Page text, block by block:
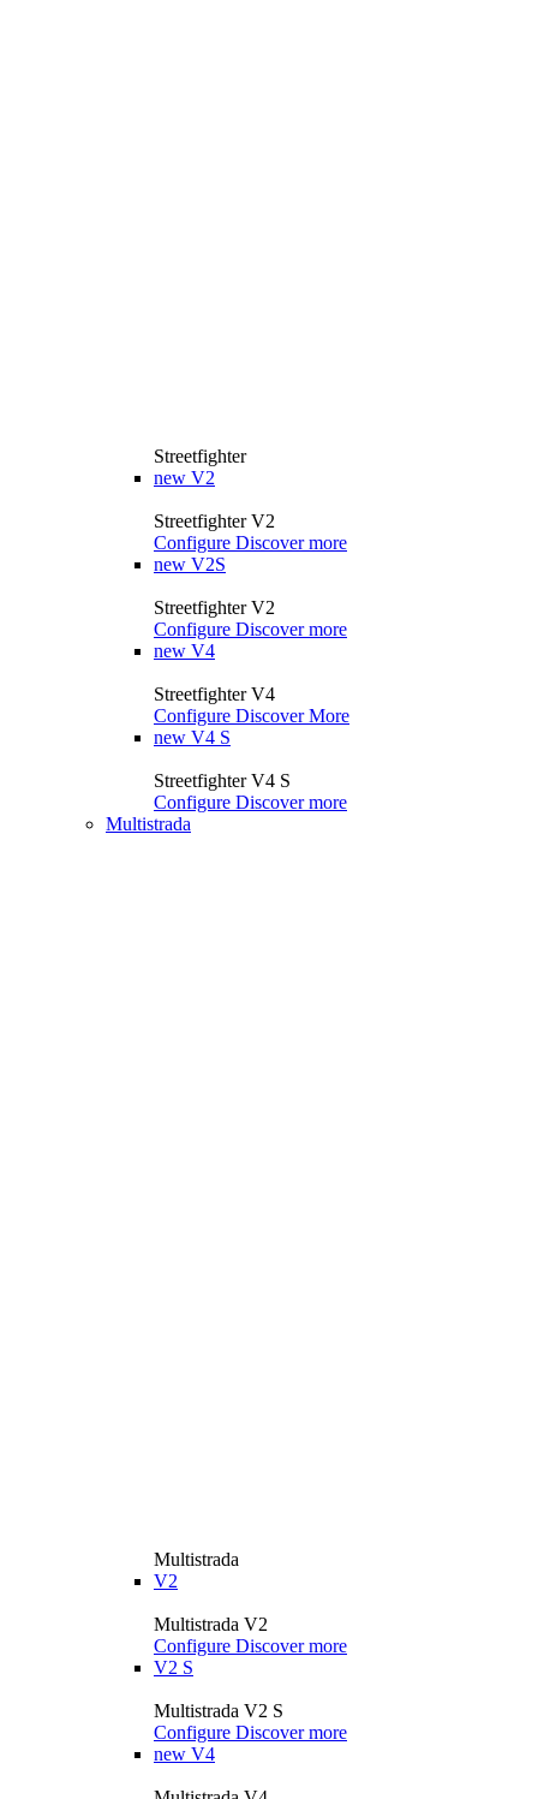
Streetfighter
new V2
Streetfighter V2
Configure Discover more
new V2S
Streetfighter V2
Configure Discover more
new V4
Streetfighter V4
Configure Discover More
new V4 S
Streetfighter V4 S
Configure Discover more
Multistrada
Multistrada
V2
Multistrada V2
Configure Discover more
V2 S
Multistrada V2 S
Configure Discover more
new V4